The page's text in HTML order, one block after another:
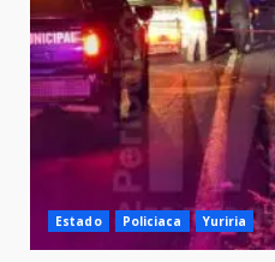
Estado Policiaca Yuriria